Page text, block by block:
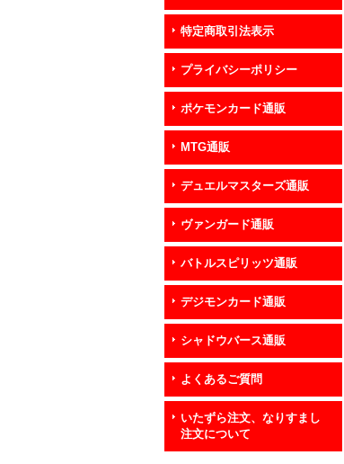
特定商取引法表示
プライバシーポリシー
ポケモンカード通販
MTG通販
デュエルマスターズ通販
ヴァンガード通販
バトルスピリッツ通販
デジモンカード通販
シャドウバース通販
よくあるご質問
いたずら注文、なりすまし
注文について